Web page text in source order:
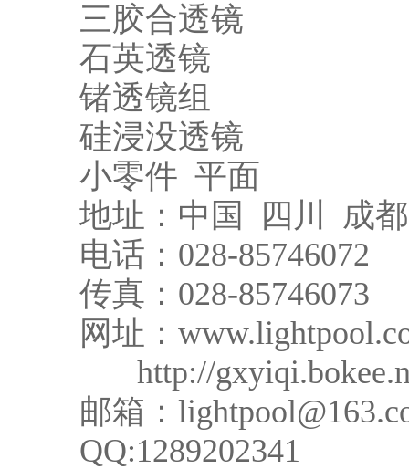
三胶合透镜
石英透镜
锗透镜组
硅浸没透镜
小零件 平面
地址：中国 四川 成
电话：028-85746072
传真：028-85746073
网址：
http://
邮箱：
QQ:1289202341